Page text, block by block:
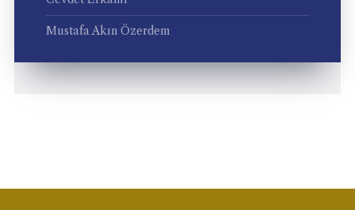
Mustafa Akın Özerdem